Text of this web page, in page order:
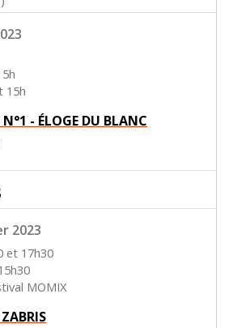
15h
- ÉLOGE DU BLANC
2023
et 17h30
MOMIX